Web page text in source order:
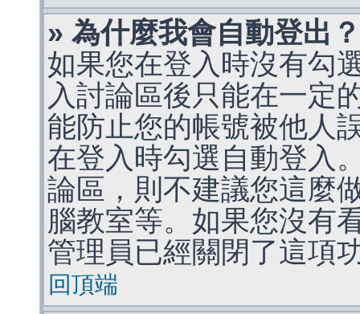
» 為什麼我會自動登出？
如果您在登入時沒有勾
入討論區後只能在一定
能防止您的帳號被他人
在登入時勾選自動登入
論區，則不建議您這麼
腦教室等。如果您沒有
管理員已經關閉了這項
回頂端